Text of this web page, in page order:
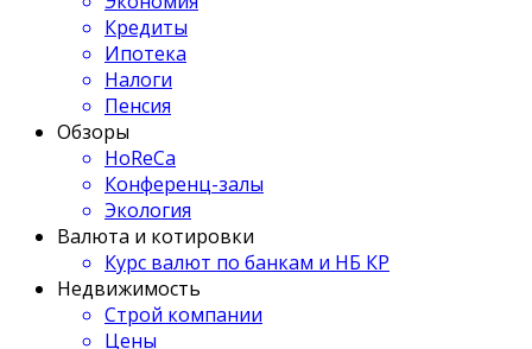
Кредиты
Ипотека
Налоги
Пенсия
Обзоры
HoReCa
Конференц-залы
Экология
Валюта и котировки
Курс валют по банкам и НБ КР
Недвижимость
Строй компании
Цены